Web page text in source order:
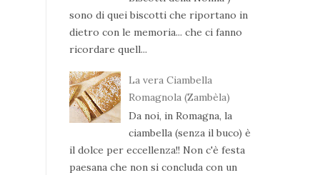
sono di quei biscotti che riportano in
dietro con le memoria... che ci fanno
ricordare quell...
La vera Ciambella
Romagnola (Zambèla)
Da noi, in Romagna, la
ciambella (senza il buco) è
il dolce per eccellenza!! Non c'è festa
paesana che non si concluda con un